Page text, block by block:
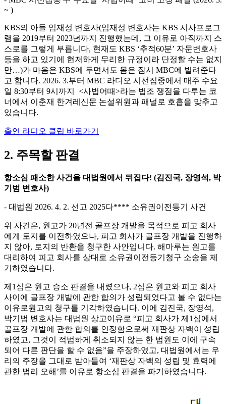
~ )
KBS의 아들 임재성 변호사(임재성 변호사는 KBS 시사프로그
램을 2019부터 2023년까지 진행했는데, 그 이유로 아직까지 스
스로를 그렇게 부릅니다, 현재도 KBS ‘추적60분’ 자문변호사
등을 하고 있기에 현저하게 무리한 규정이라 단정할 수는 없지
만…)가 마음은 KBS에 두면서도 몸은 잠시 MBC에 빌려준다
고 합니다. 2026. 3.부터 MBC 라디오 시선집중에서 매주 수요
일 8:30부터 9시까지 <사법어때>라는 법조 쟁점을 다루는 코
너에서 이춘재 한겨레신문 논설위원과 패널로 호흡을 맞추고
있습니다.
출연 라디오 클립 바로가기
2. 주목할 판결
항소심 패소한 사건을 대법원에서 뒤집다! (김진국, 장영석, 박
기범 변호사)
- 대법원 2026. 4. 2. 선고 2025다**** 소유권이전등기 사건
위 사건은, 원고가 20년전 골프장 개발을 목적으로 피고 회사
에게 토지를 이전하였으나, 피고 회사가 골프장 개발을 진행하
지 않아, 토지의 반환을 청구한 사안입니다. 해마루는 원고를
대리하여 피고 회사를 상대로 소유권이전등기청구 소송을 제
기하였습니다.
제1심은 원고 승소 판결을 내렸으나, 2심은 원고와 피고 회사
사이에 골프장 개발에 관한 합의가 성립되었다고 볼 수 없다는
이유로원고의 청구를 기각하였습니다. 이에 김진국, 장영석,
박기범 변호사는 대법원 상고이유로 “피고 회사가 제1심에서
골프장 개발에 관한 합의를 인정함으로써 재판상 자백이 성립
하였고, 그것이 적법하게 취소되지 않는 한 법원도 이에 구속
되어 다른 판단을 할 수 없음”을 주장하였고, 대법원에서는 우
리의 주장을 그대로 받아들여 ‘재판상 자백의 성립 및 효력에
관한 법리 오해’를 이유로 항소심 판결을 파기하였습니다.